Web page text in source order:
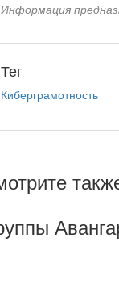
Информация
Тег
Киберграмотность